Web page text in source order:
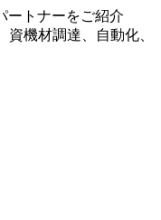
ートナーをご紹介
資機材調達、自動化、